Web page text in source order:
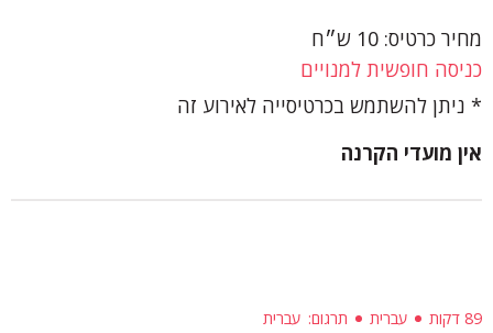
מחיר כרטיס: 10 ש״ח
כניסה חופשית למנויים
ניתן להשתמש בכרטיסייה לאירוע זה
אין מועדי הקרנה
89 דקות עברית תרגום עברית